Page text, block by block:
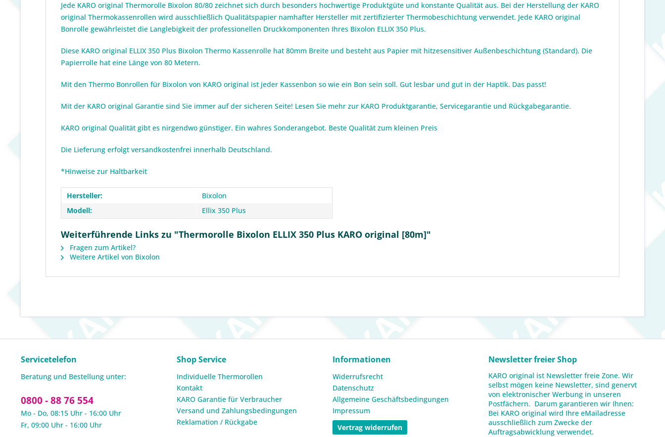
Jede KARO original Thermorolle Bixolon 80/80 zeichnet sich durch besonders hochwertige Produktgüte und konstante Qualität aus. Bei der Herstellung der KARO
original Thermokassenrollen wird ausschließlich Qualitätspapier namhafter Hersteller mit zertifizierter Thermobeschichtung verwendet. Jede KARO original
Bonrolle gewährleistet die Langlebigkeit der professionellen Druckkomponenten Ihres Bixolon ELLIX 350 Plus.
Diese KARO original ELLIX 350 Plus Bixolon Thermo Kassenrolle hat 80mm Breite und besteht aus Papier mit hitzesensitiver Außenbeschichtung (Standard). Die
Papierrolle hat eine Länge von 80 Metern.
Mit den Thermo Bonrollen für Bixolon von KARO original ist jeder Kassenbon so wie ein Bon sein soll. Gut lesbar und gut in der Haptik. Das passt!
Mit der KARO original Garantie sind Sie immer auf der sicheren Seite! Lesen Sie mehr zur KARO Produktgarantie, Servicegarantie und Rückgabegarantie.
KARO original Qualität gibt es nirgendwo günstiger. Ein wahres Sonderangebot. Beste Qualität zum kleinen Preis
Die Lieferung erfolgt versandkostenfrei innerhalb Deutschland.
*Hinweise zur Haltbarkeit
Hersteller:
Bixolon
Modell:
Ellix 350 Plus
Weiterführende Links zu "Thermorolle Bixolon ELLIX 350 Plus KARO original [80m]"
Fragen zum Artikel?
Weitere Artikel von Bixolon
Servicetelefon
Beratung und Bestellung unter:
0800 - 88 76 554
Mo - Do, 08:15 Uhr - 16:00 Uhr
Fr, 09:00 Uhr - 16:00 Uhr
Shop Service
Individuelle Thermorollen
Kontakt
KARO Garantie für Verbraucher
Versand und Zahlungsbedingungen
Reklamation / Rückgabe
Informationen
Widerrufsrecht
Datenschutz
Allgemeine Geschäftsbedingungen
Impressum
Vertrag widerrufen
Newsletter freier Shop
KARO original ist Newsletter freie Zone. Wir
selbst mögen keine Newsletter, sind genervt
von elektronischer Werbung in unseren
Postfächern. Darum garantieren wir Ihnen:
Bei KARO original wird Ihre eMailadresse
ausschließlich zum Zwecke der
Auftragsabwicklung verwendet.